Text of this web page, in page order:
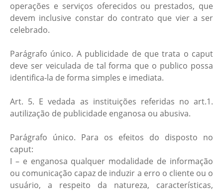
operações e serviços oferecidos ou prestados, que
devem inclusive constar do contrato que vier a ser
celebrado.
Parágrafo único. A publicidade de que trata o caput
deve ser veiculada de tal forma que o publico possa
identifica-la de forma simples e imediata.
Art. 5. E vedada as instituições referidas no art.1.
autilização de publicidade enganosa ou abusiva.
Parágrafo único. Para os efeitos do disposto no
caput:
I – e enganosa qualquer modalidade de informação
ou comunicação capaz de induzir a erro o cliente ou o
usuário, a respeito da natureza, características,